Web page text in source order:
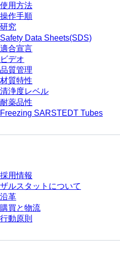
使用方法
操作手順
研究
Safety Data Sheets(SDS)
適合宣言
ビデオ
品質管理
材質特性
清浄度レベル
耐薬品性
Freezing SARSTEDT Tubes
採用情報
ザルスタットについて
沿革
購買と物流
行動原則